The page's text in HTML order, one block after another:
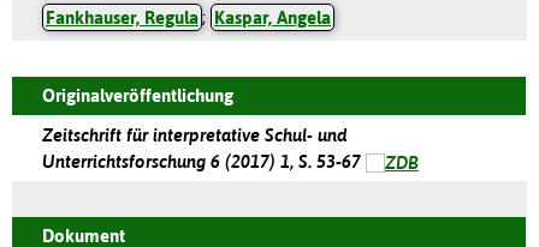
Fankhauser, Regula; Kaspar, Angela
Originalveröffentlichung
Zeitschrift für interpretative Schul- und
Unterrichtsforschung 6 (2017) 1, S. 53-67
Dokument